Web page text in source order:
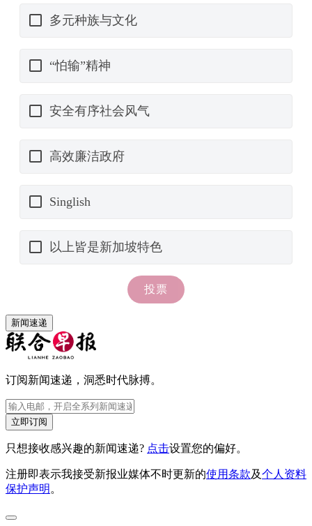
新闻速递
订阅新闻速递，洞悉时代脉搏。
立即订阅
只想接收感兴趣的新闻速递? 点击设置您的偏好。
注册即表示我接受新报业媒体不时更新的使用条款及个人资料
保护声明 。